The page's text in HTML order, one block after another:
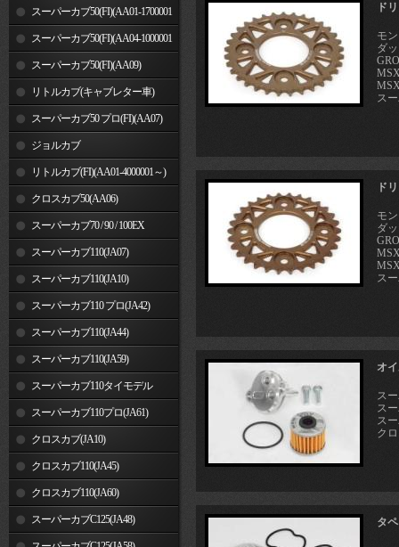
スーパーカブ50(FI)(AA01-1700001
～) スーパーカブ50(FI)(AA04-1000001
～) スーパーカブ50(FI)(AA09)
リトルカブ(キャブレター車)
スーパーカブ50 プロ(FI)(AA07)
ジョルカブ
リトルカブ(FI)(AA01-4000001～)
クロスカブ50(AA06)
スーパーカブ70 / 90 / 100EX
スーパーカブ110(JA07)
スーパーカブ110(JA10)
スーパーカブ110 プロ(JA42)
スーパーカブ110(JA44)
スーパーカブ110(JA59)
スーパーカブ110タイモデル
(MLHJA56)
スーパーカブ110プロ(JA61)
クロスカブ(JA10)
クロスカブ110(JA45)
クロスカブ110(JA60)
スーパーカブC125(JA48)
ド
モ
ダ
ス
ド
モ
ダ
ス
オ
ス
ス
ス
ク
タ